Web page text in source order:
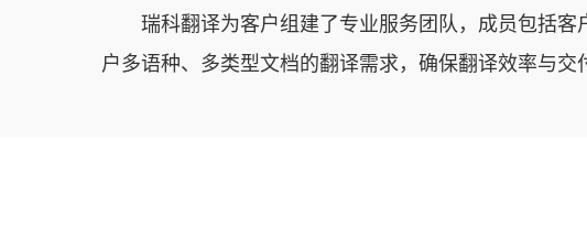
瑞科翻译为客户组建了专业服务团队，成员包括
户多语种、多类型文档的翻译需求，确保翻译效率与交